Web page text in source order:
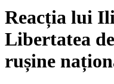
Reacția lui
Libertatea
rușine